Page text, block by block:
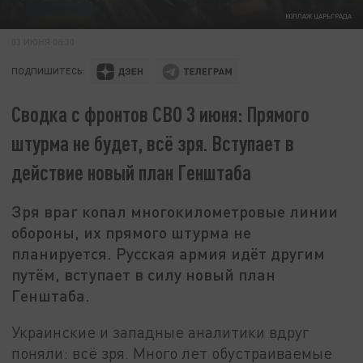
КОЛЛАЖ ЦАРЬГРАДА
ПОДПИШИТЕСЬ:
Сводка с фронтов СВО 3 июня: Прямого
штурма не будет, всё зря. Вступает в
действие новый план Генштаба
Зря враг копал многокилометровые линии
обороны, их прямого штурма не
планируется. Русская армия идёт другим
путём, вступает в силу новый план
Генштаба.
Украинские и западные аналитики вдруг
поняли: всё зря. Много лет обустраиваемые